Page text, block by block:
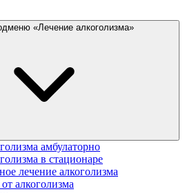
«Лечение алкоголизма»
амбулаторно
в стационаре
лечение алкоголизма
алкоголизма